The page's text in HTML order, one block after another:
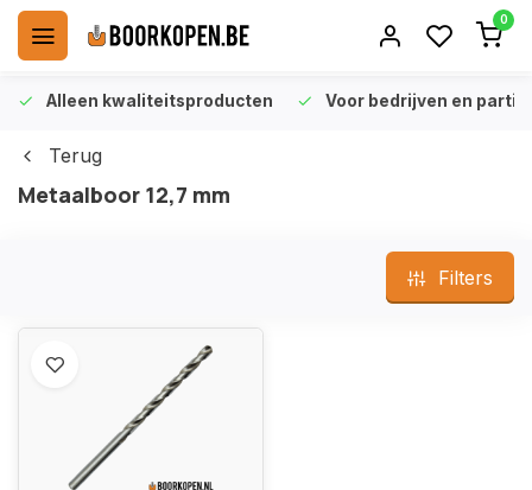
0
Alleen kwaliteitsproducten Voor bedrijven en
Terug
Metaalboor 12,7 mm
Filters